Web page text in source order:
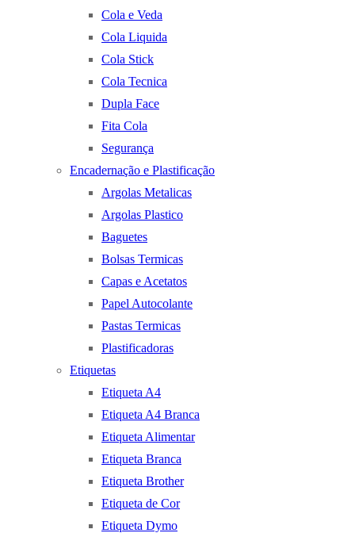
Cola e Veda
Cola Liquida
Cola Stick
Cola Tecnica
Dupla Face
Fita Cola
Segurança
Encadernação e Plastificação
Argolas Metalicas
Argolas Plastico
Baguetes
Bolsas Termicas
Capas e Acetatos
Papel Autocolante
Pastas Termicas
Plastificadoras
Etiquetas
Etiqueta A4
Etiqueta A4 Branca
Etiqueta Alimentar
Etiqueta Branca
Etiqueta Brother
Etiqueta de Cor
Etiqueta Dymo